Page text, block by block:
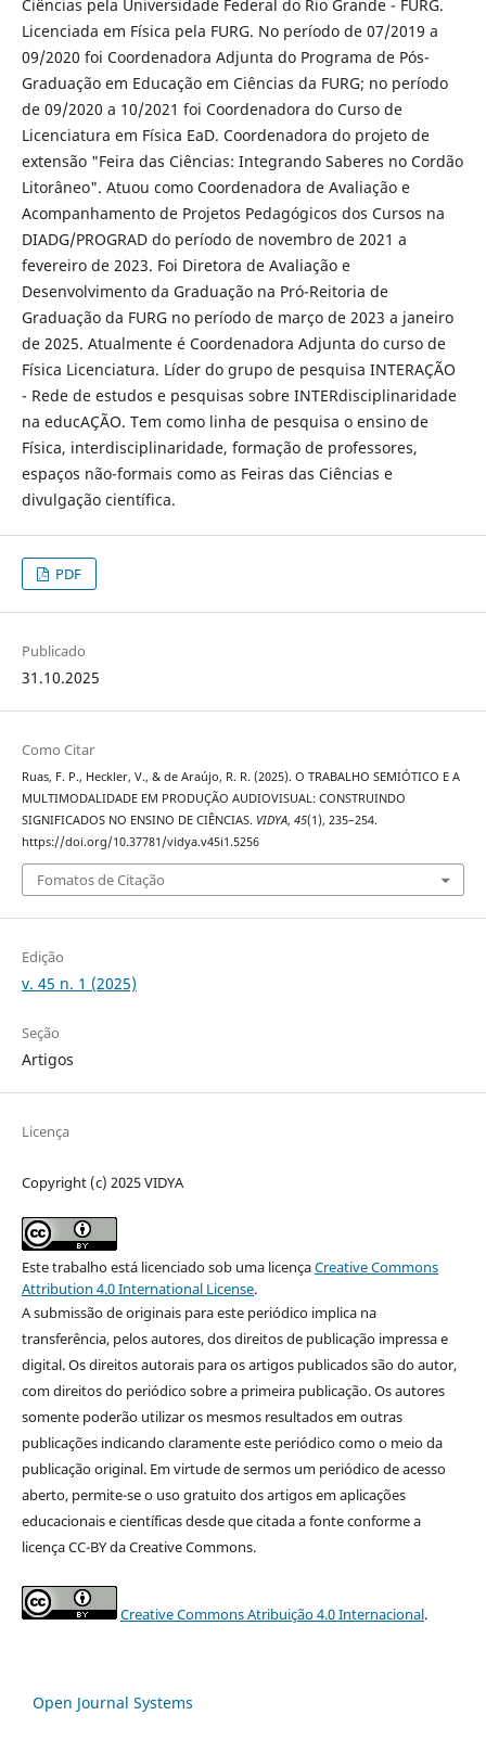
Ciências pela Universidade Federal do Rio Grande - FURG.
Licenciada em Física pela FURG. No período de 07/2019 a
09/2020 foi Coordenadora Adjunta do Programa de Pós-
Graduação em Educação em Ciências da FURG; no período
de 09/2020 a 10/2021 foi Coordenadora do Curso de
Licenciatura em Física EaD. Coordenadora do projeto de
extensão "Feira das Ciências: Integrando Saberes no Cordão
Litorâneo". Atuou como Coordenadora de Avaliação e
Acompanhamento de Projetos Pedagógicos dos Cursos na
DIADG/PROGRAD do período de novembro de 2021 a
fevereiro de 2023. Foi Diretora de Avaliação e
Desenvolvimento da Graduação na Pró-Reitoria de
Graduação da FURG no período de março de 2023 a janeiro
de 2025. Atualmente é Coordenadora Adjunta do curso de
Física Licenciatura. Líder do grupo de pesquisa INTERAÇÃO
- Rede de estudos e pesquisas sobre INTERdisciplinaridade
na educAÇÃO. Tem como linha de pesquisa o ensino de
Física, interdisciplinaridade, formação de professores,
espaços não-formais como as Feiras das Ciências e
divulgação científica.
PDF
Publicado
31.10.2025
Como Citar
Ruas, F. P., Heckler, V., & de Araújo, R. R. (2025). O TRABALHO SEMIÓTICO E A
MULTIMODALIDADE EM PRODUÇÃO AUDIOVISUAL: CONSTRUINDO
SIGNIFICADOS NO ENSINO DE CIÊNCIAS. VIDYA, 45(1), 235–254.
https://doi.org/10.37781/vidya.v45i1.5256
Fomatos de Citação
Edição
v. 45 n. 1 (2025)
Seção
Artigos
Licença
Copyright (c) 2025 VIDYA
Este trabalho está licenciado sob uma licençaCreative Commons
Attribution 4.0 International License.
A submissão de originais para este periódico implica na
transferência, pelos autores, dos direitos de publicação impressa e
digital. Os direitos autorais para os artigos publicados são do autor,
com direitos do periódico sobre a primeira publicação. Os autores
somente poderão utilizar os mesmos resultados em outras
publicações indicando claramente este periódico como o meio da
publicação original. Em virtude de sermos um periódico de acesso
aberto, permite-se o uso gratuito dos artigos em aplicações
educacionais e científicas desde que citada a fonte conforme a
licença CC-BY da Creative Commons.
Creative Commons Atribuição 4.0 Internacional.
Open Journal Systems